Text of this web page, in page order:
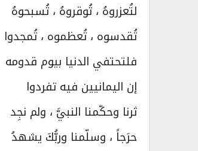
لتُعزروهُ ، تُوقروهُ ، تُسبحوهُ
تُقدسوه ، تُعظموه ، تُمجدوا
فلتحتفي الدنيا بيوم قدومه
إن اليمانيين فيه تفردوا
ثرنا وحكّمنا النبيَّ ، ولم نجِد
حرَجاً ، وسلّمنا وربُّكَ يشهدُ